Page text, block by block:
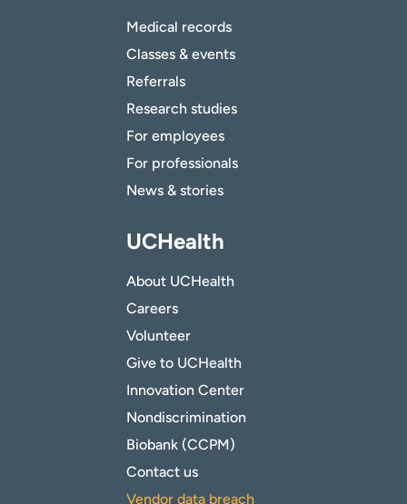
Medical records
Classes & events
Referrals
Research studies
For employees
For professionals
News & stories
UCHealth
About UCHealth
Careers
Volunteer
Give to UCHealth
Innovation Center
Nondiscrimination
Biobank (CCPM)
Contact us
Vendor data breach